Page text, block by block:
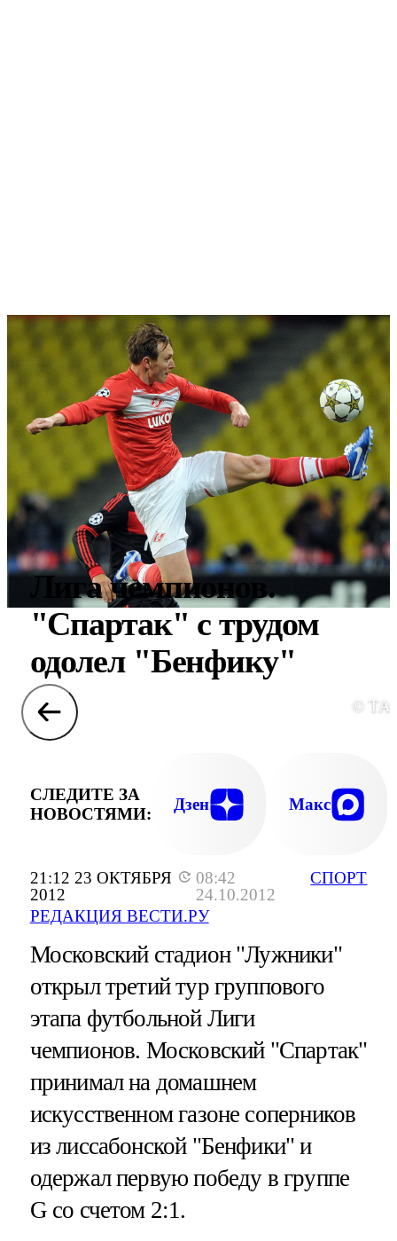
21:12 23 ОКТЯБРЯ
2012
08:42
24.10.2012
РЕДАКЦИЯ ВЕСТИ.РУ
СПОРТ
Лига чемпионов.
"Спартак" с трудом
одолел "Бенфику"
©
СЛЕДИТЕ ЗА
НОВОСТЯМИ:
Дзен Макс
Московский стадион "Лужники"
открыл третий тур группового
этапа футбольной Лиги
чемпионов. Московский "Спартак"
принимал на домашнем
искусственном газоне соперников
из лиссабонской "Бенфики" и
одержал первую победу в группе
G со счетом 2:1.